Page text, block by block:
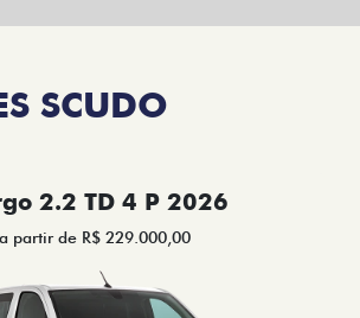
SCUDO
2.2 TD 4 P 2026
a partir de R$ 229.000,00